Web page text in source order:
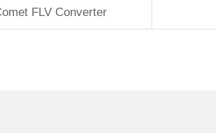
FLV Converter